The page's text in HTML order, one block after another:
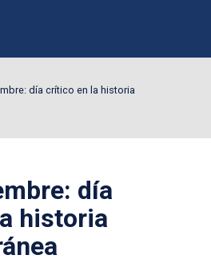
día crítico en la historia
día
historia